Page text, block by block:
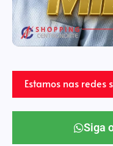
Estamos nas redes
Siga